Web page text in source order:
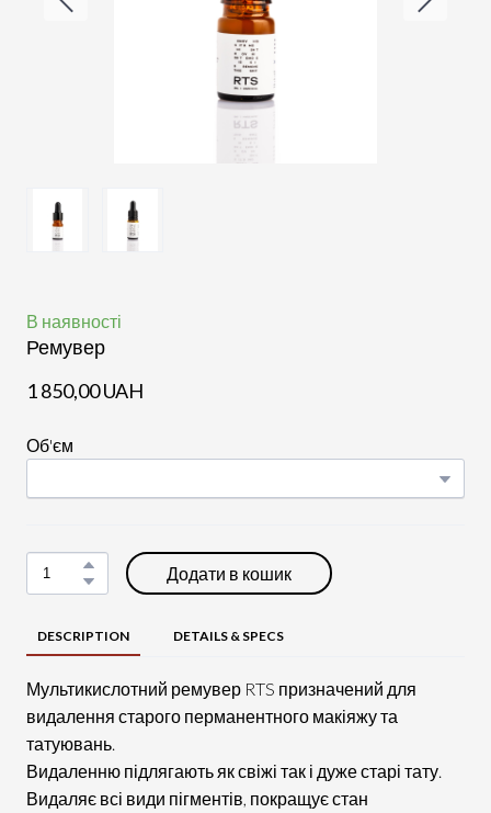
В наявності
Ремувер
1 850,00 UAH
Об'єм
Додати в кошик
DESCRIPTION DETAILS & SPECS
Мультикислотний ремувер RTS призначений для
видалення старого перманентного макіяжу та
татуювань.
Видаленню підлягають як свіжі так і дуже старі тату.
Видаляє всі види пігментів, покращує стан